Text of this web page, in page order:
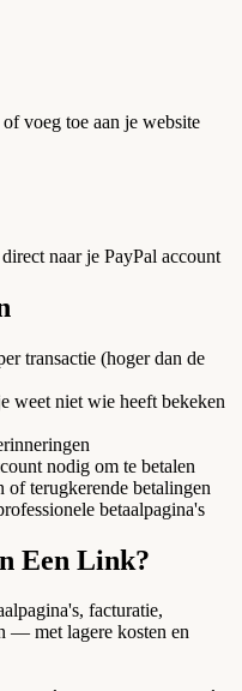
voeg toe aan je website
naar je PayPal account
transactie (hoger dan de
weet niet wie heeft bekeken
nodig om te betalen
of terugkerende betalingen
betaalpagina's
Een Link?
facturatie,
— met lagere kosten en